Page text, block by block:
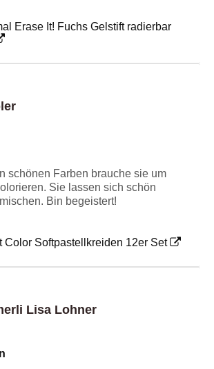
Erase It! Fuchs Gelstift radierbar
schönen Farben brauche sie um
Sie lassen sich schön
Bin begeistert!
Color Softpastellkreiden 12er Set
Lisa Lohner